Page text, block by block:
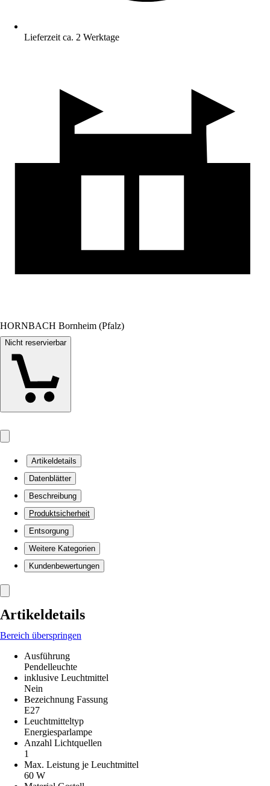
Lieferzeit ca. 2 Werktage
HORNBACH Bornheim (Pfalz)
Nicht reservierbar
Artikeldetails
Datenblätter
Beschreibung
Produktsicherheit
Entsorgung
Weitere Kategorien
Kundenbewertungen
Artikeldetails
Bereich überspringen
Ausführung
Pendelleuchte
inklusive Leuchtmittel
Nein
Bezeichnung Fassung
E27
Leuchtmitteltyp
Energiesparlampe
Anzahl Lichtquellen
1
Max. Leistung je Leuchtmittel
60 W